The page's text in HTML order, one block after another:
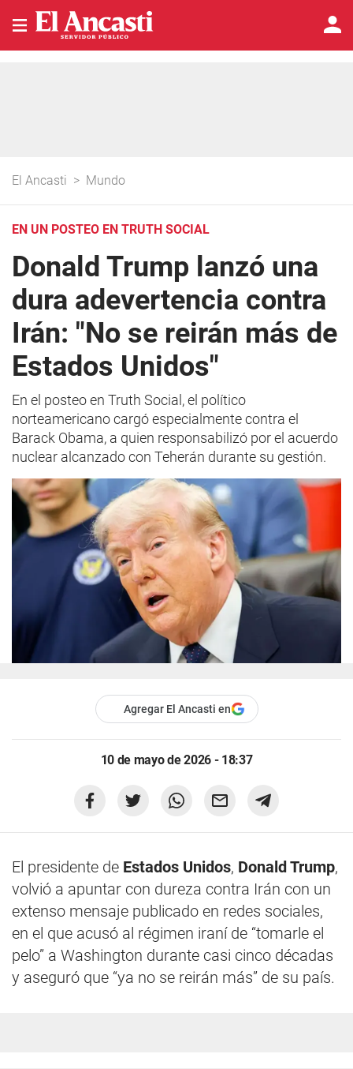
El Ancasti > Mundo
EN UN POSTEO EN TRUTH SOCIAL
Donald Trump lanzó una
dura adevertencia contra
Irán: "No se reirán más de
Estados Unidos"
En el posteo en Truth Social, el político
norteamericano cargó especialmente contra el
Barack Obama, a quien responsabilizó por el acuerdo
nuclear alcanzado con Teherán durante su gestión.
Agregar El Ancasti en
10 de mayo de 2026 - 18:37
El presidente de Estados Unidos, Donald Trump,
volvió a apuntar con dureza contra Irán con un
extenso mensaje publicado en redes sociales,
en el que acusó al régimen iraní de “tomarle el
pelo” a Washington durante casi cinco décadas
y aseguró que “ya no se reirán más” de su país.